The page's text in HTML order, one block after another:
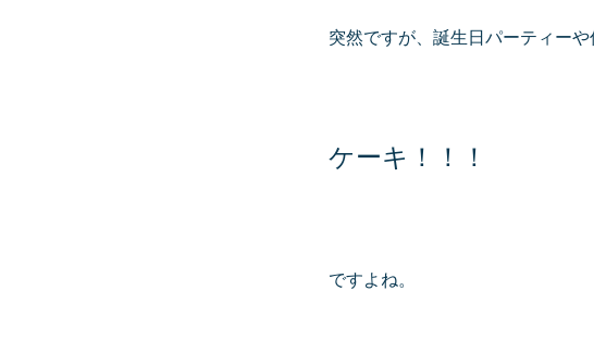
突然ですが、誕生日パーティー
ケーキ！！！
ですよね。